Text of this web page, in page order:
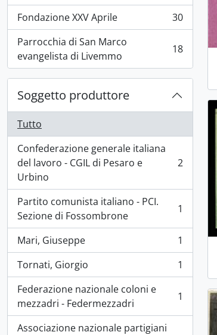
Fondazione XXV Aprile
, 30 risultati
30
Parrocchia di San Marco
evangelista di Livemmo
, 18 risultati 18
Soggetto produttore
Tutto
Confederazione generale italiana
del lavoro - CGIL di Pesaro e
Urbino
, 2 risultati 2
Partito comunista italiano - PCI.
Sezione di Fossombrone
, 1 risultati 1
Mari, Giuseppe
, 1 risultati
1
Tornati, Giorgio
, 1 risultati
1
Federazione nazionale coloni e
mezzadri - Federmezzadri
, 1 risultati 1
Associazione nazionale partigiani